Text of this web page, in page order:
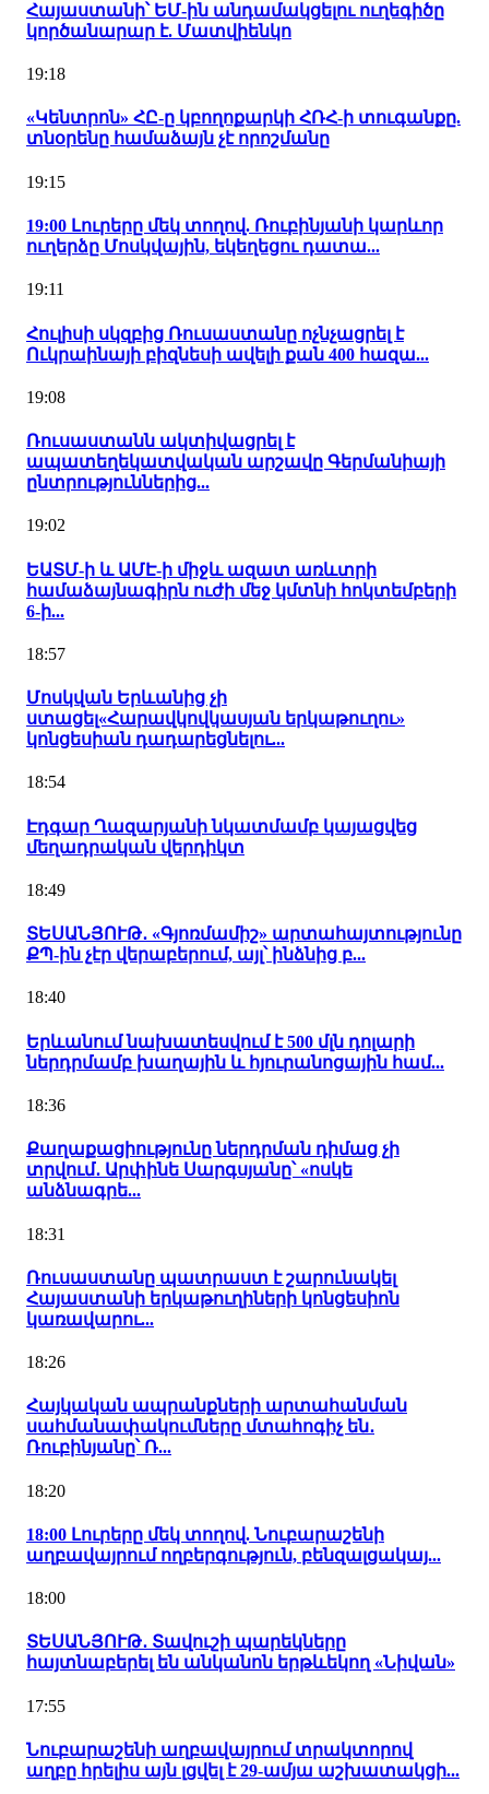
Հայաստանի՝ ԵՄ-ին անդամակցելու ուղեգիծը
կործանարար է. Մատվիենկո
19:18
«Կենտրոն» ՀԸ-ը կբողոքարկի ՀՌՀ-ի տուգանքը.
տնօրենը համաձայն չէ որոշմանը
19:15
19:00 Լուրերը մեկ տողով. Ռուբինյանի կարևոր
ուղերձը Մոսկվային, եկեղեցու դատա...
19:11
Հուլիսի սկզբից Ռուսաստանը ոչնչացրել է
Ուկրաինայի բիզնեսի ավելի քան 400 հազա...
19:08
Ռուսաստանն ակտիվացրել է
ապատեղեկատվական արշավը Գերմանիայի
ընտրություններից...
19:02
ԵԱՏՄ-ի և ԱՄԷ-ի միջև ազատ առևտրի
համաձայնագիրն ուժի մեջ կմտնի հոկտեմբերի
6-ի...
18:57
Մոսկվան Երևանից չի
ստացել«Հարավկովկասյան երկաթուղու»
կոնցեսիան դադարեցնելու...
18:54
Էդգար Ղազարյանի նկատմամբ կայացվեց
մեղադրական վերդիկտ
18:49
ՏԵՍԱՆՅՈՒԹ․ «Գյոռմամիշ» արտահայտությունը
ՔՊ-ին չէր վերաբերում, այլ՝ ինձնից բ...
18:40
Երևանում նախատեսվում է 500 մլն դոլարի
ներդրմամբ խաղային և հյուրանոցային համ...
18:36
Քաղաքացիությունը ներդրման դիմաց չի
տրվում․ Արփինե Սարգսյանը՝ «ոսկե
անձնագրե...
18:31
Ռուսաստանը պատրաստ է շարունակել
Հայաստանի երկաթուղիների կոնցեսիոն
կառավարու...
18:26
Հայկական ապրանքների արտահանման
սահմանափակումները մտահոգիչ են․
Ռուբինյանը՝ Ռ...
18:20
18:00 Լուրերը մեկ տողով. Նուբարաշենի
աղբավայրում ողբերգություն, բենզալցակայ...
18:00
ՏԵՍԱՆՅՈՒԹ․ Տավուշի պարեկները
հայտնաբերել են անկանոն երթևեկող «Նիվան»
17:55
Նուբարաշենի աղբավայրում տրակտորով
աղբը հրելիս այն լցվել է 29-ամյա աշխատակցի...